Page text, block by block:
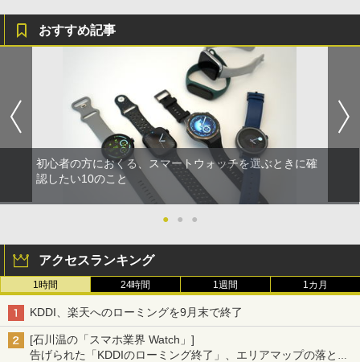
おすすめ記事
初心者の方におくる、スマートウォッチを選ぶときに確
認したい10のこと
● ● ●
アクセスランキング
1時間 24時間 1週間 1カ月
KDDI、楽天へのローミングを9月末で終了
[石川温の「スマホ業界 Watch」]
告げられた「KDDIのローミング終了」、エリアマップの落とし